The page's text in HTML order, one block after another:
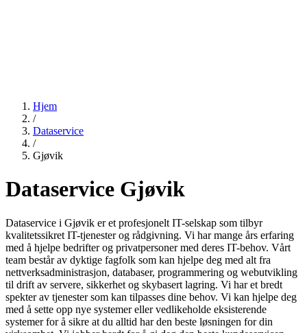
Hjem
/
Dataservice
/
Gjøvik
Dataservice Gjøvik
Dataservice i Gjøvik er et profesjonelt IT-selskap som tilbyr
kvalitetssikret IT-tjenester og rådgivning. Vi har mange års erfaring
med å hjelpe bedrifter og privatpersoner med deres IT-behov. Vårt
team består av dyktige fagfolk som kan hjelpe deg med alt fra
nettverksadministrasjon, databaser, programmering og webutvikling
til drift av servere, sikkerhet og skybasert lagring. Vi har et bredt
spekter av tjenester som kan tilpasses dine behov. Vi kan hjelpe deg
med å sette opp nye systemer eller vedlikeholde eksisterende
systemer for å sikre at du alltid har den beste løsningen for din